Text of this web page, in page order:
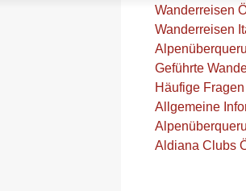
Wanderreisen
Wanderreisen
Geführte
Häufige Fragen
Allgemeine
Aldiana Clubs